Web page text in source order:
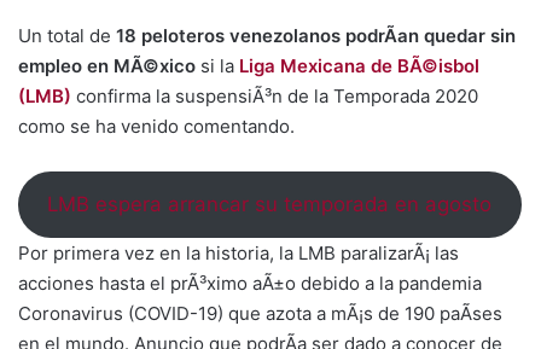
Un total de 18 peloteros venezolanos podrÃ­an quedar sin
empleo en MÃ©xico si la Liga Mexicana de BÃ©isbol
(LMB) confirma la suspensiÃ³n de la Temporada 2020
como se ha venido comentando.
LMB espera arrancar su temporada en agosto
Por primera vez en la historia, la LMB paralizarÃ¡ las
acciones hasta el prÃ³ximo aÃ±o debido a la pandemia
Coronavirus (COVID-19) que azota a mÃ¡s de 190 paÃ­ses
en el mundo. Anuncio que podrÃ­a ser dado a conocer de